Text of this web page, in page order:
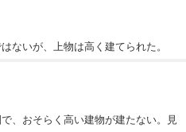
ないが、上物は高く建てられた。
、おそらく高い建物が建たない。見